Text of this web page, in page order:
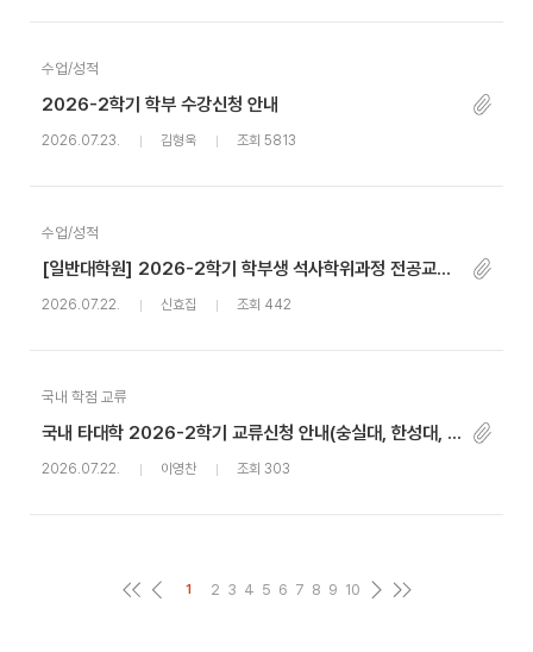
수업/성적
2026-2학기 학부 수강신청 안내
2026.07.23. 김형욱 조회 5813
수업/성적
[일반대학원] 2026-2학기 학부생 석사학위과정 전공교과목 선취득 수강신청 안내
2026.07.22. 신효집 조회 442
국내 학점 교류
국내 타대학 2026-2학기 교류신청 안내(숭실대, 한성대, 동덕여대)
2026.07.22. 이영찬 조회 303
1 2 3 4 5 6 7 8 9 10